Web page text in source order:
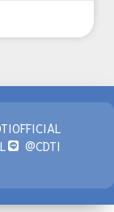
@CDTI